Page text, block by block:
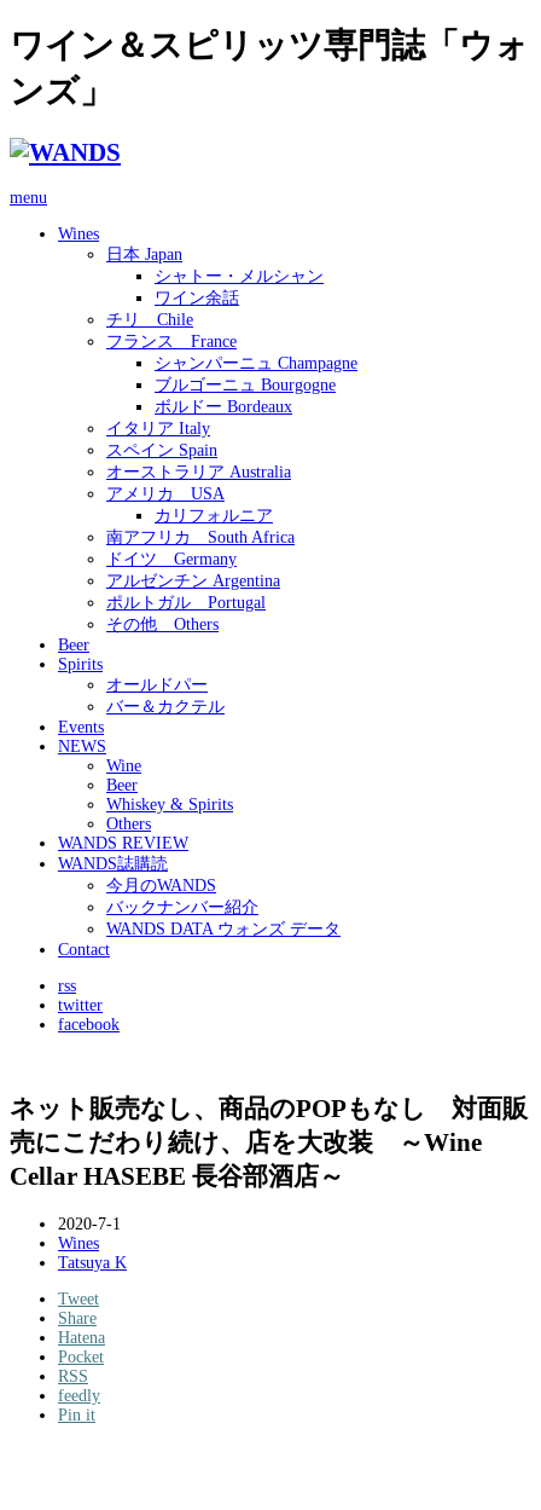
ワイン＆スピリッツ専門誌「ウォ
ンズ」
menu
Wines
日本 Japan
シャトー・メルシャン
ワイン余話
チリ Chile
フランス France
シャンパーニュ Champagne
ブルゴーニュ Bourgogne
ボルドー Bordeaux
イタリア Italy
スペイン Spain
オーストラリア Australia
アメリカ USA
カリフォルニア
南アフリカ South Africa
ドイツ Germany
アルゼンチン Argentina
ポルトガル Portugal
その他 Others
Beer
Spirits
オールドパー
バー＆カクテル
Events
NEWS
Wine
Beer
Whiskey & Spirits
Others
WANDS REVIEW
WANDS誌購読
今月のWANDS
バックナンバー紹介
WANDS DATA ウォンズ データ
Contact
rss
twitter
facebook
ネット販売なし、商品のPOPもなし 対面販
売にこだわり続け、店を大改装 ～Wine
Cellar HASEBE 長谷部酒店～
2020-7-1
Wines
Tatsuya K
Tweet
Share
Hatena
Pocket
RSS
feedly
Pin it